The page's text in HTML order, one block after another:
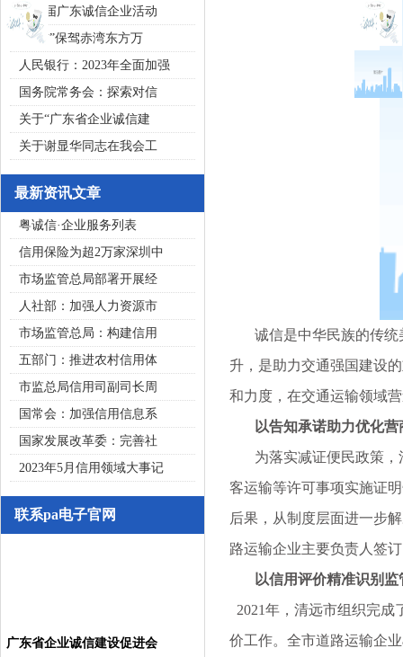
第五届广东诚信企业活动
“诚信”保驾赤湾东方万
人民银行：2023年全面加强
国务院常务会：探索对信
关于“广东省企业诚信建
关于谢显华同志在我会工
最新资讯文章
粤诚信·企业服务列表
信用保险为超2万家深圳中
市场监管总局部署开展经
人社部：加强人力资源市
市场监管总局：构建信用
五部门：推进农村信用体
市监总局信用司副司长周
国常会：加强信用信息系
国家发展改革委：完善社
2023年5月信用领域大事记
联系pa电子官网
广东省企业诚信建设促进会
诚信是中华民族的传统
升，是助力交通强国建设
和力度，在交通运输领域
以告知承诺助力优化营
为落实减证便民政策，
客运输等许可事项实施证
后果，从制度层面进一步
路运输企业主要负责人签
以信用评价精准识别监
2021年，清远市组织完
价工作。全市道路运输企